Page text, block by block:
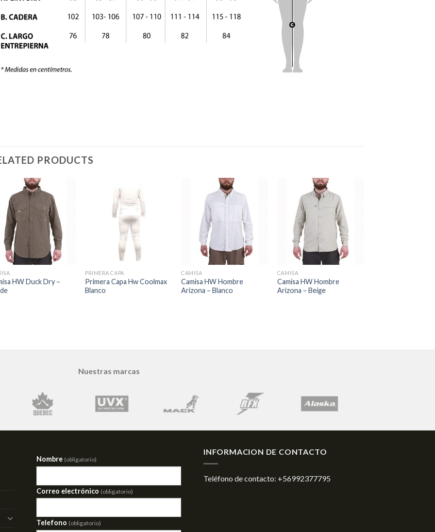
PRODUCTS
HW Duck Dry –
PRIMERA CAPA
Primera Capa Hw Coolmax
Blanco
CAMISA
Camisa HW Hombre
Arizona – Blanco
CAMISA
Camisa HW Hombre
Arizona – Beige
Nuestras marcas
Nombre (obligatorio)
Correo electrónico (obligatorio)
Telefono (obligatorio)
INFORMACION DE CONTACTO
Teléfono de contacto: +56992377795